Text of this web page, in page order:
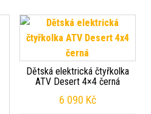
Dětská elektrická čtyřkolka
ATV Desert 4×4 černá
6 090 Kč